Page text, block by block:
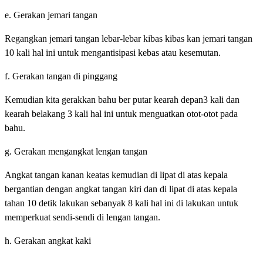
e. Gerakan jemari tangan
Regangkan jemari tangan lebar-lebar kibas kibas kan jemari tangan
10 kali hal ini untuk mengantisipasi kebas atau kesemutan.
f. Gerakan tangan di pinggang
Kemudian kita gerakkan bahu ber putar kearah depan3 kali dan
kearah belakang 3 kali hal ini untuk menguatkan otot-otot pada
bahu.
g. Gerakan mengangkat lengan tangan
Angkat tangan kanan keatas kemudian di lipat di atas kepala
bergantian dengan angkat tangan kiri dan di lipat di atas kepala
tahan 10 detik lakukan sebanyak 8 kali hal ini di lakukan untuk
memperkuat sendi-sendi di lengan tangan.
h. Gerakan angkat kaki